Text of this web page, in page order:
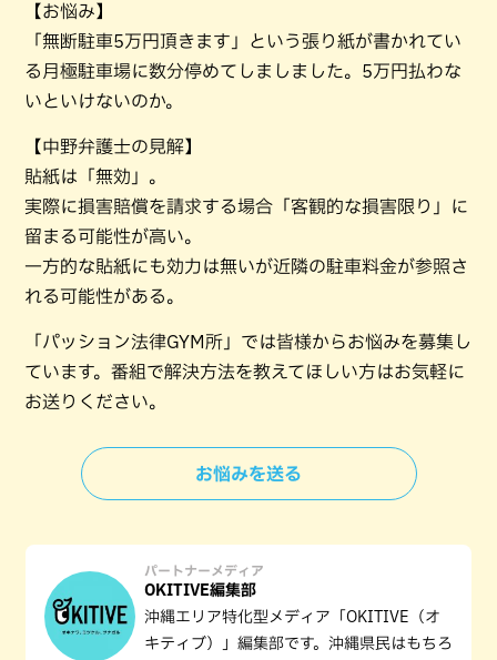
【お悩み】
「無断駐車5万円頂きます」という張り紙が書かれてい
る月極駐車場に数分停めてしましました。5万円払わな
いといけないのか。
【中野弁護士の見解】
貼紙は「無効」。
実際に損害賠償を請求する場合「客観的な損害限り」に
留まる可能性が高い。
一方的な貼紙にも効力は無いが近隣の駐車料金が参照さ
れる可能性がある。
「パッション法律GYM所」では皆様からお悩みを募集し
ています。番組で解決方法を教えてほしい方はお気軽に
お送りください。
お悩みを送る
パートナーメディア
OKITIVE編集部
沖縄エリア特化型メディア「OKITIVE（オ
キティブ）」編集部です。沖縄県民はもちろ